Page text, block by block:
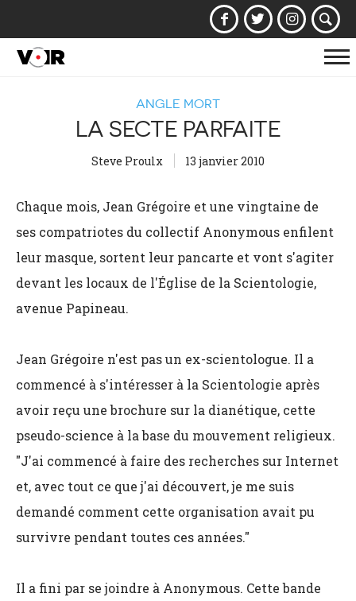
ANGLE MORT
LA SECTE PARFAITE
Steve Proulx 13 janvier 2010
Chaque mois, Jean Grégoire et une vingtaine de
ses compatriotes du collectif Anonymous enfilent
leur masque, sortent leur pancarte et vont s'agiter
devant les locaux de l'Église de la Scientologie,
avenue Papineau.
Jean Grégoire n'est pas un ex-scientologue. Il a
commencé à s'intéresser à la Scientologie après
avoir reçu une brochure sur la dianétique, cette
pseudo-science à la base du mouvement religieux.
"J'ai commencé à faire des recherches sur Internet
et, avec tout ce que j'ai découvert, je me suis
demandé comment cette organisation avait pu
survivre pendant toutes ces années."
Il a fini par se joindre à Anonymous. Cette bande